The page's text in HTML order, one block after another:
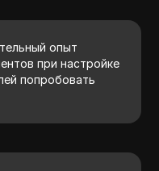
опыт
при настройке
попробовать